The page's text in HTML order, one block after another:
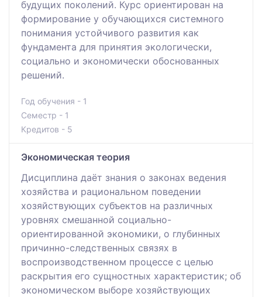
будущих поколений. Курс ориентирован на
формирование у обучающихся системного
понимания устойчивого развития как
фундамента для принятия экологически,
социально и экономически обоснованных
решений.
Год обучения - 1
Семестр - 1
Кредитов - 5
Экономическая теория
Дисциплина даёт знания о законах ведения
хозяйства и рациональном поведении
хозяйствующих субъектов на различных
уровнях смешанной социально-
ориентированной экономики, о глубинных
причинно-следственных связях в
воспроизводственном процессе с целью
раскрытия его сущностных характеристик; об
экономическом выборе хозяйствующих